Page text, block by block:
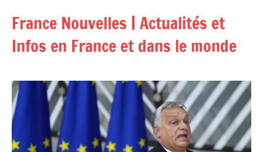
contenu
France Nouvelles | Actualités et
Infos en France et dans le monde